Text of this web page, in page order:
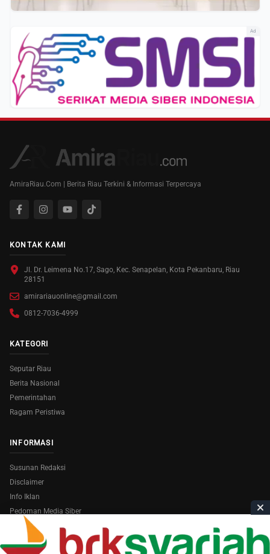
Ad
AmiraRiau.Com | Berita Riau Terkini & Informasi Terpercaya
KONTAK KAMI
Jl. Dr. Leimena No.17, Sago, Kec. Senapelan, Kota Pekanbaru, Riau
28151
amirariauonline@gmail.com
0812-7036-4999
KATEGORI
Seputar Riau
Berita Nasional
Pemerintahan
Ragam Peristiwa
INFORMASI
Susunan Redaksi
Disclaimer
Info Iklan
Pedoman Media Siber